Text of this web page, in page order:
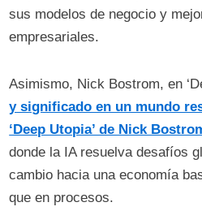
sus modelos de negocio y
empresariales.
Asimismo, Nick Bostrom, en
y significado en un mundo
‘Deep Utopia’ de Nick
donde la IA resuelva desafíos
cambio hacia una economía
que en procesos.